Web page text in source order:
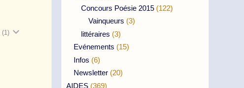
(1)
Concours Poésie 2015 (122)
Vainqueurs (3)
littéraires (3)
Evénements (15)
Infos (6)
Newsletter (20)
AIDES (369)